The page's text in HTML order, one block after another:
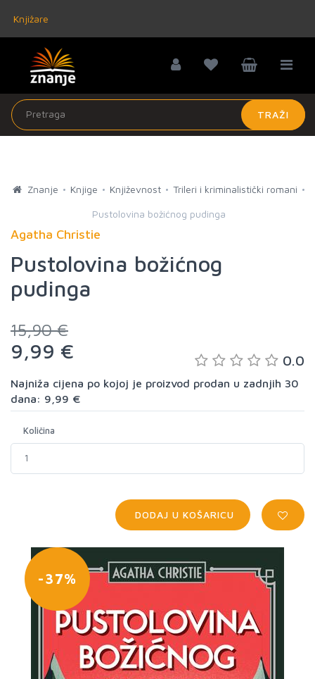
Knjižare
TRAŽI
Znanje Knjige Književnost Trileri i kriminalistički romani
Pustolovina božićnog pudinga
Agatha Christie
Pustolovina božićnog
pudinga
15,90 €
9,99 € 0.0
Najniža cijena po kojoj je proizvod prodan u zadnjih 30
dana: 9,99 €
Količina
DODAJ U KOŠARICU
-37%